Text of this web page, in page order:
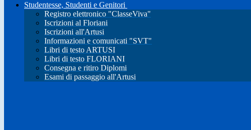
Studentesse, Studenti e Genitori
Registro elettronico "ClasseViva"
Iscrizioni al Floriani
Iscrizioni all'Artusi
Informazioni e comunicati "SVT"
Libri di testo ARTUSI
Libri di testo FLORIANI
Consegna e ritiro Diplomi
Esami di passaggio all'Artusi